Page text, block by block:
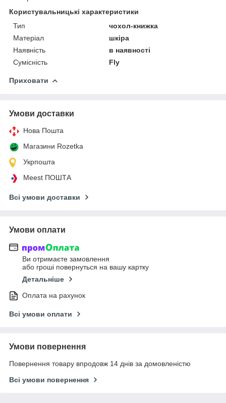
Користувальницькі характеристики
Тип
чохол-книжка
Матеріал
шкіра
Наявність
в наявності
Сумісність
Fly
Приховати
Умови доставки
Нова Пошта
Магазини Rozetka
Укрпошта
Meest ПОШТА
Всі умови доставки
Умови оплати
Ви отримаєте замовлення
або гроші повернуться на вашу картку
Детальніше
Оплата на рахунок
Всі умови оплати
Умови повернення
Повернення товару впродовж 14 днів за домовленістю
Всі умови повернення